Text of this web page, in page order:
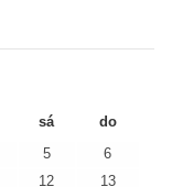
sá do
5
6
12
13